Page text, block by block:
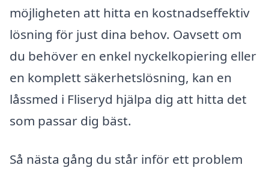
möjligheten att hitta en kostnadseffektiv
lösning för just dina behov. Oavsett om
du behöver en enkel nyckelkopiering eller
en komplett säkerhetslösning, kan en
låssmed i Fliseryd hjälpa dig att hitta det
som passar dig bäst.
Så nästa gång du står inför ett problem